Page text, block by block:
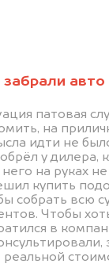
патовая
на
идти не
у дилера,
на руках
купить
собрать всю
Чтобы
в
на
данных и